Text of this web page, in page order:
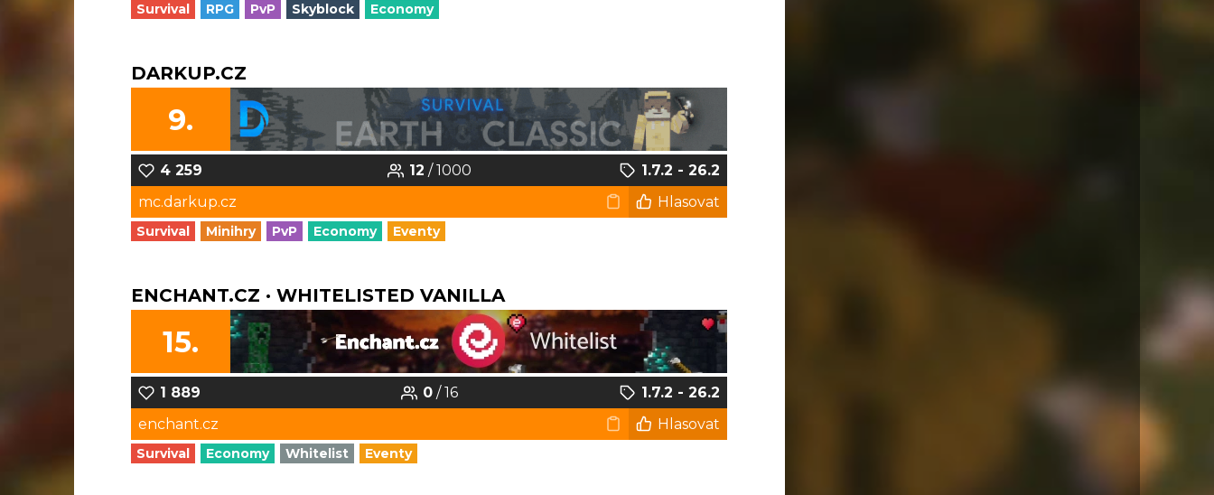
Survival RPG PvP Skyblock Economy
DARKUP.CZ
9.
4 259 12 / 1000
1.7.2 - 26.2
mc.darkup.cz
Hlasovat
Survival Minihry PvP Economy Eventy
ENCHANT.CZ · WHITELISTED VANILLA
15.
1 889 0/ 16
1.7.2 - 26.2
enchant.cz
Hlasovat
Survival Economy Whitelist Eventy